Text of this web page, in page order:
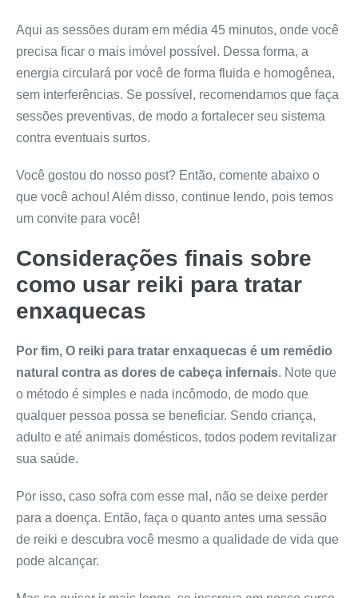
Aqui as sessões duram em média 45 minutos, onde você
precisa ficar o mais imóvel possível. Dessa forma, a
energia circulará por você de forma fluida e homogênea,
sem interferências. Se possível, recomendamos que faça
sessões preventivas, de modo a fortalecer seu sistema
contra eventuais surtos.
Você gostou do nosso post? Então, comente abaixo o
que você achou! Além disso, continue lendo, pois temos
um convite para você!
Considerações finais sobre
como usar reiki para tratar
enxaquecas
Por fim, O reiki para tratar enxaquecas é um remédio
natural contra as dores de cabeça infernais. Note que
o método é simples e nada incômodo, de modo que
qualquer pessoa possa se beneficiar. Sendo criança,
adulto e até animais domésticos, todos podem revitalizar
sua saúde.
Por isso, caso sofra com esse mal, não se deixe perder
para a doença. Então, faça o quanto antes uma sessão
de reiki e descubra você mesmo a qualidade de vida que
pode alcançar.